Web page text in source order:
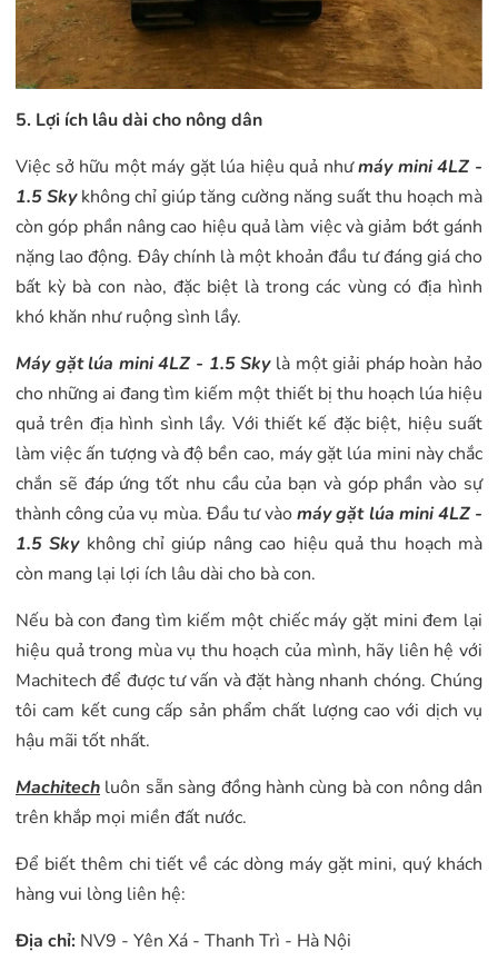
5. Lợi ích lâu dài cho nông dân
Việc sở hữu một máy gặt lúa hiệu quả nhưmáy mini 4LZ -
1.5 Skykhông chỉ giúp tăng cường năng suất thu hoạch mà
còn góp phần nâng cao hiệu quả làm việc và giảm bớt gánh
nặng lao động. Đây chính là một khoản đầu tư đáng giá cho
bất kỳ bà con nào, đặc biệt là trong các vùng có địa hình
khó khăn như ruộng sình lầy.
Máy gặt lúa mini 4LZ - 1.5 Skylà một giải pháp hoàn hảo
cho những ai đang tìm kiếm một thiết bị thu hoạch lúa hiệu
quả trên địa hình sình lầy. Với thiết kế đặc biệt, hiệu suất
làm việc ấn tượng và độ bền cao, máy gặt lúa mini này chắc
chắn sẽ đáp ứng tốt nhu cầu của bạn và góp phần vào sự
thành công của vụ mùa. Đầu tư vàomáy gặt lúa mini 4LZ -
1.5 Sky không chỉ giúp nâng cao hiệu quả thu hoạch mà
còn mang lại lợi ích lâu dài cho bà con.
Nếu bà con đang tìm kiếm một chiếc máy gặt mini đem lại
hiệu quả trong mùa vụ thu hoạch của mình, hãy liên hệ với
Machitech để được tư vấn và đặt hàng nhanh chóng. Chúng
tôi cam kết cung cấp sản phẩm chất lượng cao với dịch vụ
hậu mãi tốt nhất.
Machitech luôn sẵn sàng đồng hành cùng bà con nông dân
trên khắp mọi miền đất nước.
Để biết thêm chi tiết về các dòng máy gặt mini, quý khách
hàng vui lòng liên hệ:
Địa chỉ: NV9 - Yên Xá - Thanh Trì - Hà Nội